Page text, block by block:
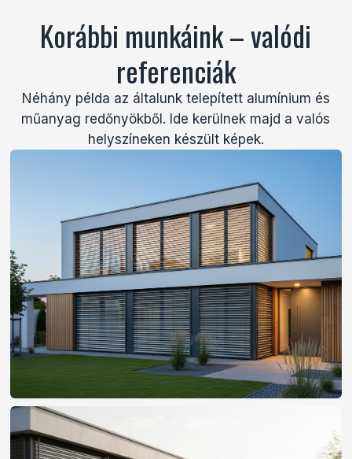
Korábbi munkáink – valódi
referenciák
Néhány példa az általunk telepített alumínium és
műanyag redőnyökből. Ide kerülnek majd a valós
helyszíneken készült képek.